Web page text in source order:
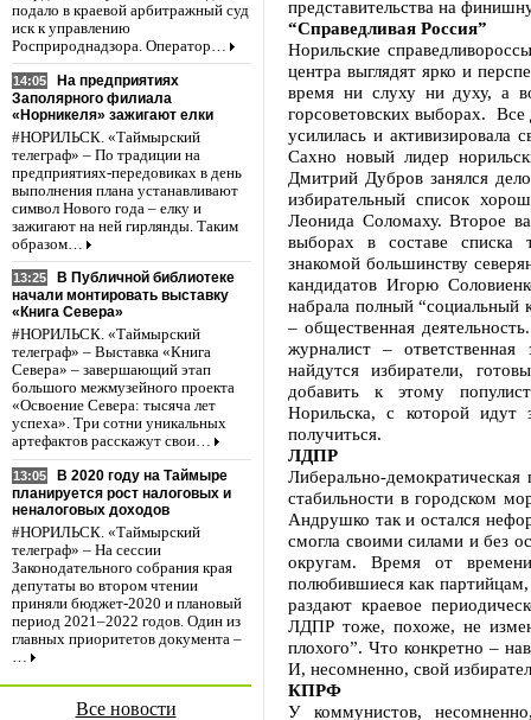
подало в краевой арбитражный суд
иск к управлению
Росприроднадзора. Оператор…
14:05
На предприятиях
Заполярного филиала
«Норникеля» зажигают елки
#НОРИЛЬСК. «Таймырский
телеграф» – По традиции на
предприятиях-передовиках в день
выполнения плана устанавливают
символ Нового года – елку и
зажигают на ней гирлянды. Таким
образом…
13:25
В Публичной библиотеке
начали монтировать выставку
«Книга Севера»
#НОРИЛЬСК. «Таймырский
телеграф» – Выставка «Книга
Севера» – завершающий этап
большого межмузейного проекта
«Освоение Севера: тысяча лет
успеха». Три сотни уникальных
артефактов расскажут свои…
13:05
В 2020 году на Таймыре
планируется рост налоговых и
неналоговых доходов
#НОРИЛЬСК. «Таймырский
телеграф» – На сессии
Законодательного собрания края
депутаты во втором чтении
приняли бюджет-2020 и плановый
период 2021–2022 годов. Один из
главных приоритетов документа –
…
Все новости
представительства на
“Справедливая Россия”
Норильские
центра выглядят ярко и
время ни слуху ни духу, а
горсоветовских выборах.
усилилась и
Сахно новый лидер
Дмитрий Дубров занялся
избирательный список
Леонида Соломаху. Второе
выборах в составе списка
знакомой большинству
кандидатов Игорю
набрала полный “социальный
– общественная
журналист –
найдутся избиратели,
добавить к этому
Норильска, с которой
получиться.
ЛДПР
Либерально-
стабильности в городском
Андрушко так и остался
смогла своими силами и без
округам. Время от
полюбившиеся как
раздают краевое
ЛДПР тоже, похоже, не
плохого”. Что конкретно –
И, несомненно, свой
КПРФ
У коммунистов,